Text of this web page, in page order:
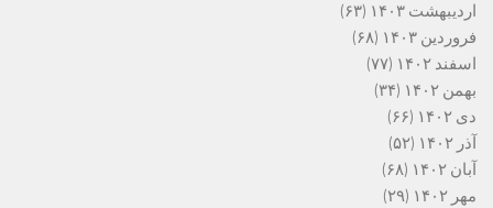
اردیبهشت ۱۴۰۳
(۶۳)
فروردین ۱۴۰۳
(۶۸)
اسفند ۱۴۰۲
(۷۷)
بهمن ۱۴۰۲
(۳۴)
دی ۱۴۰۲
(۶۶)
آذر ۱۴۰۲
(۵۲)
آبان ۱۴۰۲
(۶۸)
مهر ۱۴۰۲
(۲۹)